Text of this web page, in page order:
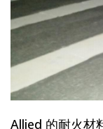
Allied 的耐火材